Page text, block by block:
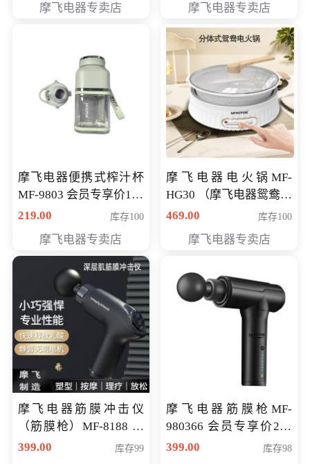
摩飞电器专卖店 摩飞电器专卖店
摩飞电器便携式榨汁杯
MF-9803 会员专享价138
元
219.00 库存100
摩飞电器专卖店
摩飞电器电火锅MF-
HG30 （摩飞电器鸳鸯锅
MF-HG30 ） 会员专享价
469.00 库存100
摩飞电器专卖店
摩飞电器筋膜冲击仪
（筋膜枪）MF-8188 会
员专享价268元
399.00 库存99
摩飞电器筋膜枪MF-
980366 会员专享价299
元
399.00 库存98